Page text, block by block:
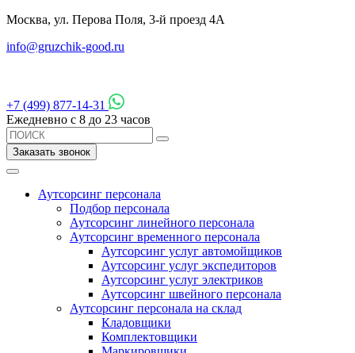
Москва, ул. Перова Поля, 3-й проезд 4А
info@gruzchik-good.ru
+7 (499) 877-14-31
Ежедневно с 8 до 23 часов
Заказать звонок
Аутсорсинг персонала
Подбор персонала
Аутсорсинг линейного персонала
Аутсорсинг временного персонала
Аутсорсинг услуг автомойщиков
Аутсорсинг услуг экспедиторов
Аутсорсинг услуг электриков
Аутсорсинг швейного персонала
Аутсорсинг персонала на склад
Кладовщики
Комплектовщики